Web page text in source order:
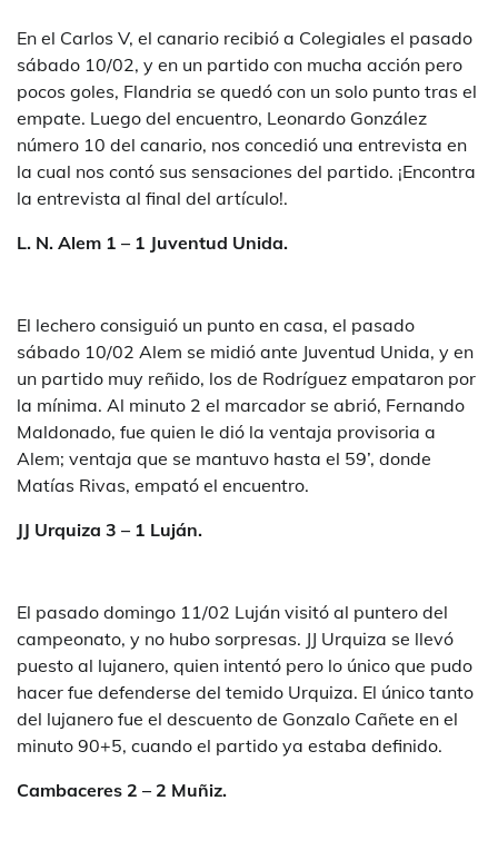
En el Carlos V, el canario recibió a Colegiales el pasado
sábado 10/02, y en un partido con mucha acción pero
pocos goles, Flandria se quedó con un solo punto tras el
empate. Luego del encuentro, Leonardo González
número 10 del canario, nos concedió una entrevista en
la cual nos contó sus sensaciones del partido. ¡Encontra
la entrevista al final del artículo!.
L. N. Alem 1 – 1 Juventud Unida.
El lechero consiguió un punto en casa, el pasado
sábado 10/02 Alem se midió ante Juventud Unida, y en
un partido muy reñido, los de Rodríguez empataron por
la mínima. Al minuto 2 el marcador se abrió, Fernando
Maldonado, fue quien le dió la ventaja provisoria a
Alem; ventaja que se mantuvo hasta el 59’, donde
Matías Rivas, empató el encuentro.
JJ Urquiza 3 – 1 Luján.
El pasado domingo 11/02 Luján visitó al puntero del
campeonato, y no hubo sorpresas. JJ Urquiza se llevó
puesto al lujanero, quien intentó pero lo único que pudo
hacer fue defenderse del temido Urquiza. El único tanto
del lujanero fue el descuento de Gonzalo Cañete en el
minuto 90+5, cuando el partido ya estaba definido.
Cambaceres 2 – 2 Muñiz.